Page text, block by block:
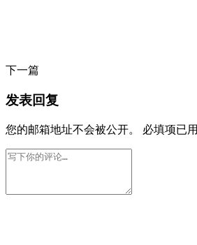
下一篇
发表回复
您的邮箱地址不会被公开。 必填项已用